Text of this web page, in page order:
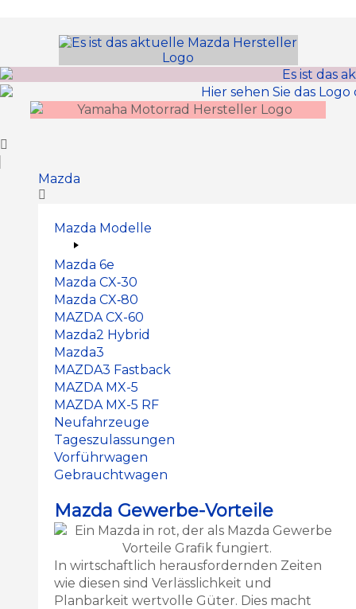
Mazda
Mazda Modelle
Mazda 6e
Mazda CX‑30
Mazda CX‑80
MAZDA CX-60
Mazda2 Hy­brid
Mazda3
MAZDA3 Fastback
MAZDA MX-5
MAZDA MX-5 RF
Neufahrzeuge
Tageszulassungen
Vorführwagen
Gebrauchtwagen
Mazda Gewerbe-Vorteile
In wirtschaftlich herausfordernden Zeiten
wie diesen sind Verlässlichkeit und
Planbarkeit wertvolle Güter. Dies macht